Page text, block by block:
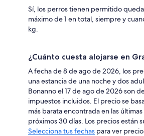
Sí, los perros tienen permitido
máximo de 1 en total, siempre y
kg.
¿Cuánto cuesta alojarse en
A fecha de 8 de ago de 2026, los
una estancia de una noche y dos
Bonanno el 17 de ago de 2026 son
impuestos incluidos. El precio se
más barata encontrada en las
próximos 30 días. Los precios están
Selecciona tus fechas para ver